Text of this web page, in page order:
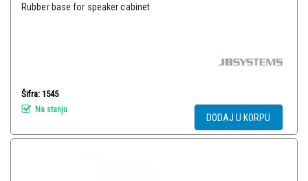
Rubber base for speaker cabinet
Šifra: 1545
Na stanju
DODAJ U KORPU